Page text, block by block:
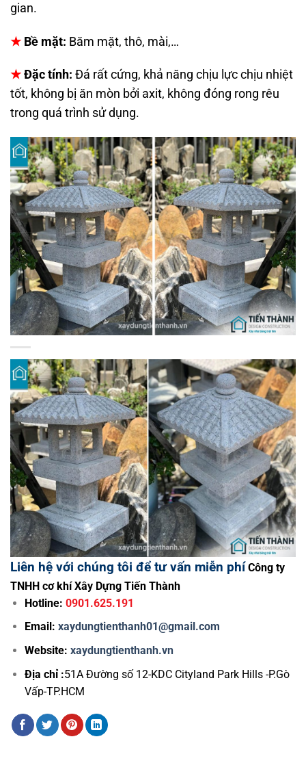
gian.
★ Bề mặt: Băm mặt, thô, mài,…
★ Đặc tính: Đá rất cứng, khả năng chịu lực chịu nhiệt
tốt, không bị ăn mòn bởi axit, không đóng rong rêu
trong quá trình sử dụng.
Liên hệ với chúng tôi để tư vấn miễn phí Công ty
TNHH cơ khí Xây Dựng Tiến Thành
Hotline: 0901.625.191
Email: xaydungtienthanh01@gmail.com
Website: xaydungtienthanh.vn
Địa chỉ :51A Đường số 12-KDC Cityland Park Hills -P.Gò
Vấp-TP.HCM